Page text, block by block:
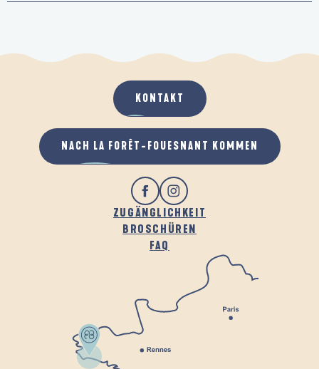
ZUGÄNGLICHKEIT
BROSCHÜREN
FAQ
KONTAKT
NACH LA FORÊT-FOUESNANT KOMMEN